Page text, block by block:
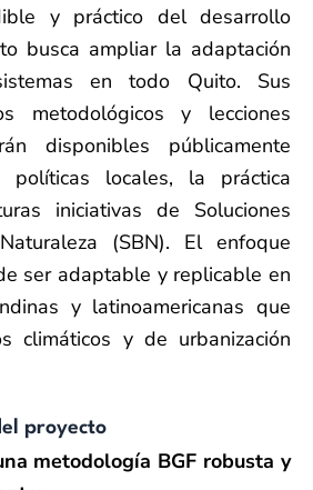
y práctico del desarrollo
busca ampliar la adaptación
en todo Quito. Sus
metodológicos y lecciones
disponibles públicamente
locales, la práctica
iniciativas de Soluciones
(SBN). El enfoque
ser adaptable y replicable en
y latinoamericanas que
climáticos y de urbanización
proyecto
metodología BGF robusta y